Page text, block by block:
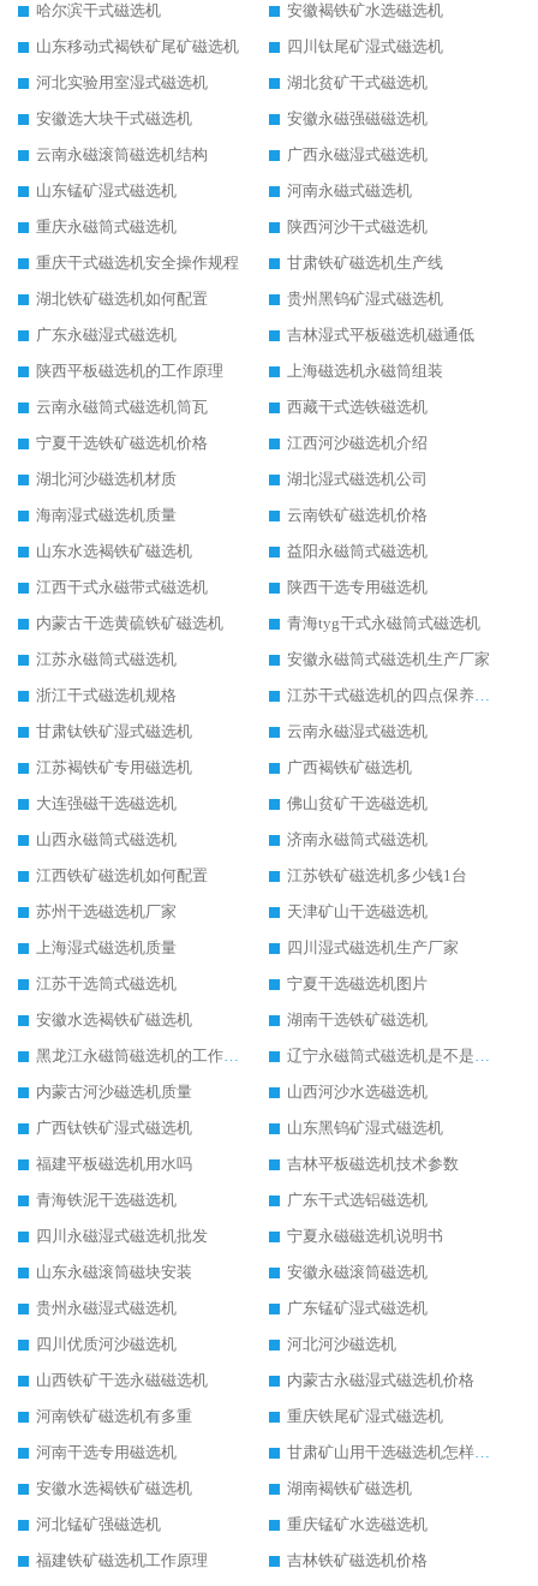
哈尔滨干式磁选机
安徽褐铁矿水选磁选机
山东移动式褐铁矿尾矿磁选机
四川钛尾矿湿式磁选机
河北实验用室湿式磁选机
湖北贫矿干式磁选机
安徽选大块干式磁选机
安徽永磁强磁磁选机
云南永磁滚筒磁选机结构
广西永磁湿式磁选机
山东锰矿湿式磁选机
河南永磁式磁选机
重庆永磁筒式磁选机
陕西河沙干式磁选机
重庆干式磁选机安全操作规程
甘肃铁矿磁选机生产线
湖北铁矿磁选机如何配置
贵州黑钨矿湿式磁选机
广东永磁湿式磁选机
吉林湿式平板磁选机磁通低
陕西平板磁选机的工作原理
上海磁选机永磁筒组装
云南永磁筒式磁选机筒瓦
西藏干式选铁磁选机
宁夏干选铁矿磁选机价格
江西河沙磁选机介绍
湖北河沙磁选机材质
湖北湿式磁选机公司
海南湿式磁选机质量
云南铁矿磁选机价格
山东水选褐铁矿磁选机
益阳永磁筒式磁选机
江西干式永磁带式磁选机
陕西干选专用磁选机
内蒙古干选黄硫铁矿磁选机
青海tyg干式永磁筒式磁选机
江苏永磁筒式磁选机
安徽永磁筒式磁选机生产厂家
浙江干式磁选机规格
江苏干式磁选机的四点保养秘籍
甘肃钛铁矿湿式磁选机
云南永磁湿式磁选机
江苏褐铁矿专用磁选机
广西褐铁矿磁选机
大连强磁干选磁选机
佛山贫矿干选磁选机
山西永磁筒式磁选机
济南永磁筒式磁选机
江西铁矿磁选机如何配置
江苏铁矿磁选机多少钱1台
苏州干选磁选机厂家
天津矿山干选磁选机
上海湿式磁选机质量
四川湿式磁选机生产厂家
江苏干选筒式磁选机
宁夏干选磁选机图片
安徽水选褐铁矿磁选机
湖南干选铁矿磁选机
黑龙江永磁筒磁选机的工作原理
辽宁永磁筒式磁选机是不是强磁
内蒙古河沙磁选机质量
山西河沙水选磁选机
广西钛铁矿湿式磁选机
山东黑钨矿湿式磁选机
福建平板磁选机用水吗
吉林平板磁选机技术参数
青海铁泥干选磁选机
广东干式选铝磁选机
四川永磁湿式磁选机批发
宁夏永磁磁选机说明书
山东永磁滚筒磁块安装
安徽永磁滚筒磁选机
贵州永磁湿式磁选机
广东锰矿湿式磁选机
四川优质河沙磁选机
河北河沙磁选机
山西铁矿干选永磁磁选机
内蒙古永磁湿式磁选机价格
河南铁矿磁选机有多重
重庆铁尾矿湿式磁选机
河南干选专用磁选机
甘肃矿山用干选磁选机怎样调磁
安徽水选褐铁矿磁选机
湖南褐铁矿磁选机
河北锰矿强磁选机
重庆锰矿水选磁选机
福建铁矿磁选机工作原理
吉林铁矿磁选机价格